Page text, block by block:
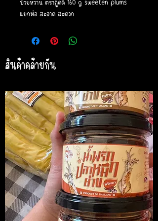
แยกห่อ สะอาด สะดวก
สินค้าคล้ายกัน